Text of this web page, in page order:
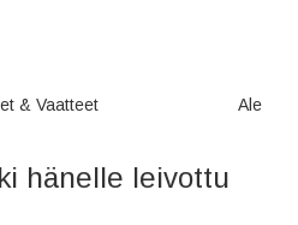
& Vaatteet Ale
hänelle leivottu